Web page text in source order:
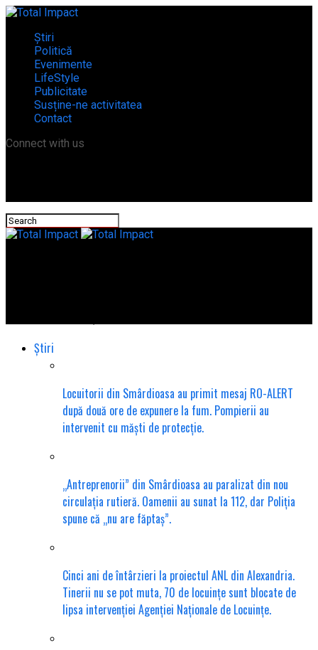
Știri
Politică
Evenimente
LifeStyle
Publicitate
Susține-ne activitatea
Contact
Connect with us
Știri
Locuitorii din Smârdioasa au primit mesaj RO-ALERT
după două ore de expunere la fum. Pompierii au
intervenit cu măști de protecție.
„Antreprenorii” din Smârdioasa au paralizat din nou
circulația rutieră. Oamenii au sunat la 112, dar Poliția
spune că „nu are făptaș”.
Cinci ani de întârzieri la proiectul ANL din Alexandria.
Tinerii nu se pot muta, 70 de locuințe sunt blocate de
lipsa intervenției Agenției Naționale de Locuințe.